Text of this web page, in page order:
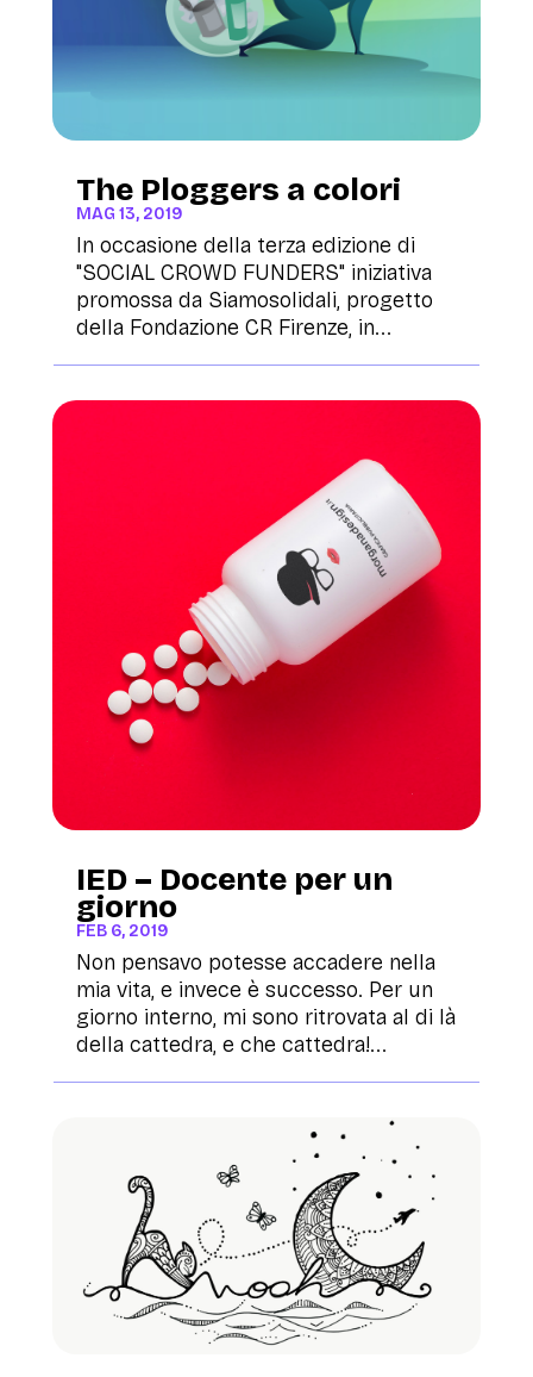
The Ploggers a colori
MAG 13, 2019
In occasione della terza edizione di
"SOCIAL CROWD FUNDERS" iniziativa
promossa da Siamosolidali, progetto
della Fondazione CR Firenze, in...
IED – Docente per un
giorno
FEB 6, 2019
Non pensavo potesse accadere nella
mia vita, e invece è successo. Per un
giorno interno, mi sono ritrovata al di là
della cattedra, e che cattedra!...